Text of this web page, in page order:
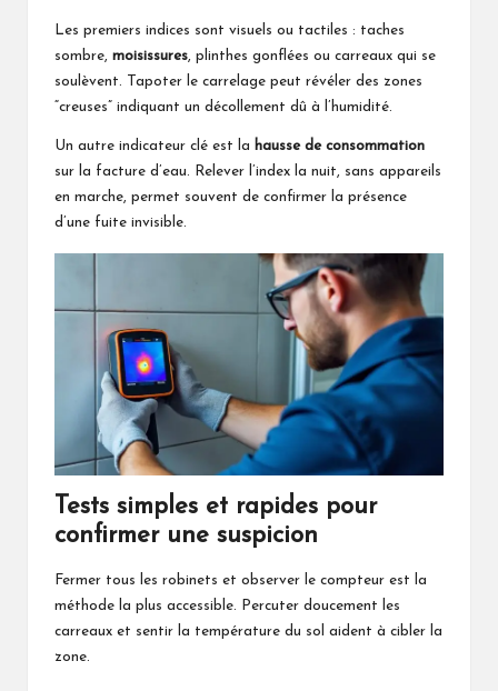
Les premiers indices sont visuels ou tactiles : taches
sombre, moisissures, plinthes gonflées ou carreaux qui se
soulèvent. Tapoter le carrelage peut révéler des zones
“creuses” indiquant un décollement dû à l’humidité.
Un autre indicateur clé est la hausse de consommation
sur la facture d’eau. Relever l’index la nuit, sans appareils
en marche, permet souvent de confirmer la présence
d’une fuite invisible.
Tests simples et rapides pour
confirmer une suspicion
Fermer tous les robinets et observer le compteur est la
méthode la plus accessible. Percuter doucement les
carreaux et sentir la température du sol aident à cibler la
zone.